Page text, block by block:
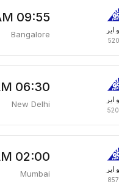
اير
09:55 AM
Bangalore
اير
06:30 AM
New Delhi
اير
02:00 AM
Mumbai